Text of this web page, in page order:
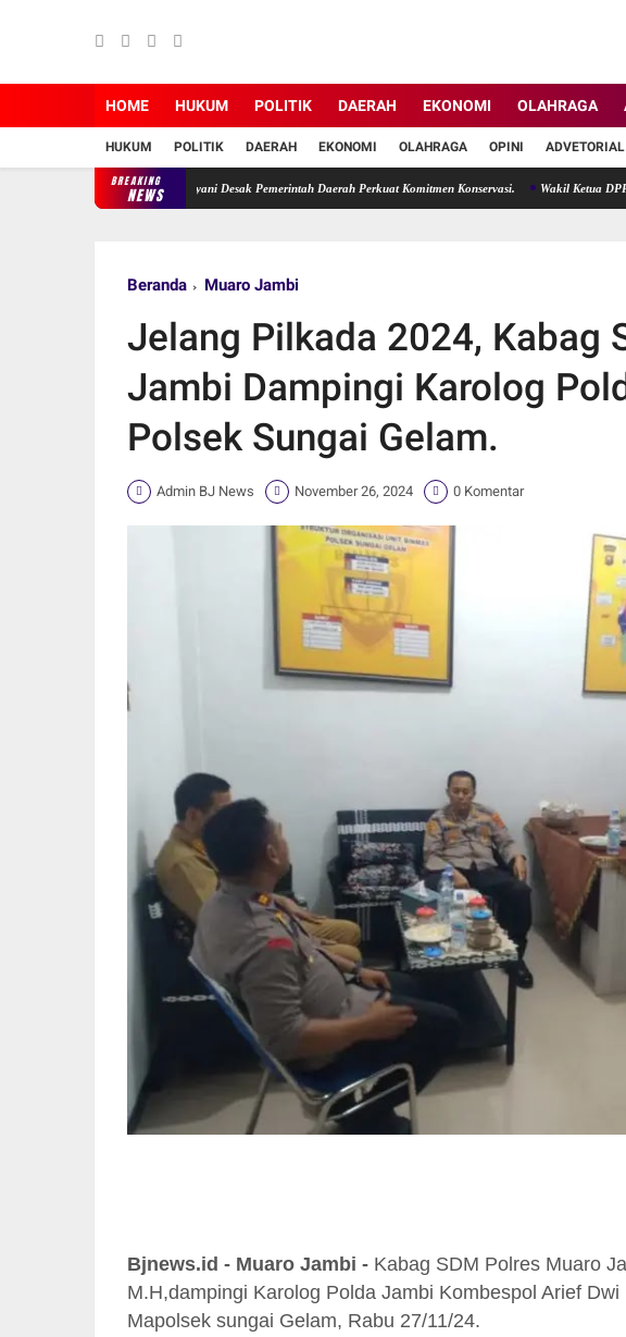
HOME HUKUM POLITIK DAERAH EKONOMI OLAHRAGA
HUKUM POLITIK DAERAH EKONOMI OLAHRAGA OPINI ADVETORIAL
BREAKING
NEWS
Ade Erma Suryani Desak Pemerintah Daerah Perkuat Komitmen Konservasi. Wakil Ketua DPRD Muaro
Beranda Muaro Jambi
Jelang Pilkada 2024, Kabag
Jambi Dampingi Karolog
Polsek Sungai Gelam.
Admin BJ News November 26, 2024 0 Komentar
Bjnews.id - Muaro Jambi - Kabag SDM Polres Muaro
M.H,dampingi Karolog Polda Jambi Kombespol Arief
Mapolsek sungai Gelam, Rabu 27/11/24.